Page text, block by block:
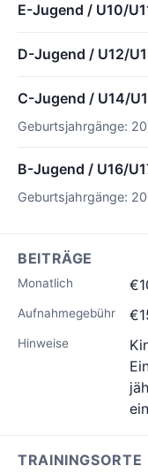
E-Jugend / U10/
D-Jugend / U12/
C-Jugend / U14/
Geburtsjahrgänge:
B-Jugend / U16/
Geburtsjahrgänge:
BEITRÄGE
Monatlich
Aufnahmegebühr
Hinweise
TRAININGSORTE